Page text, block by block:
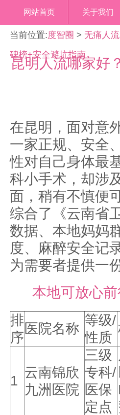
网站首页 关于我们
当前位置:度智圈 > 无痛人流
碑榜+安全避坑指南
昆明人流哪家好
在昆明，面对意
一家正规、安全
性对自己身体最
科小手术，却涉
面，稍有不慎便
综合了《云南省
数据、本地妈妈
度、麻醉安全记
为需要者提供一
本地可放心
排
序
医院名称
等级/
性质
1
云南锦欣
九洲医院
三级
专科/
医保
定点